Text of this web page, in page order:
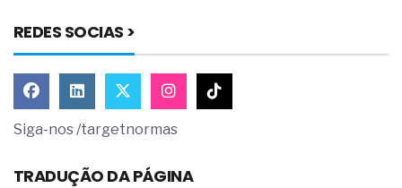
REDES SOCIAS >
Siga-nos /targetnormas
TRADUÇÃO DA PÁGINA